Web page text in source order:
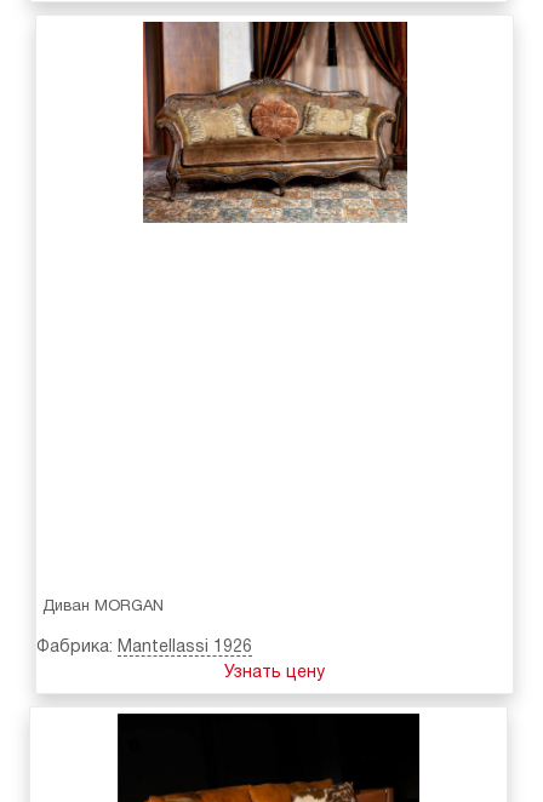
Диван MORGAN
Фабрика: Mantellassi 1926
Узнать цену